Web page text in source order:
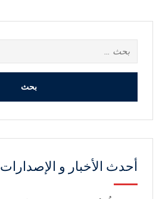
عن:
أحدث الأخبار و الإصدارات